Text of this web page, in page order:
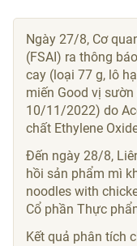
Ngày 27/8, Cơ
(FSAI) ra thông
cay (loại 77 g, lô
miến Good vị
10/11/2022) do
chất Ethylene
Đến ngày 28/8,
hồi sản phẩm mì
noodles with
Cổ phần Thực
Kết quả phân tích